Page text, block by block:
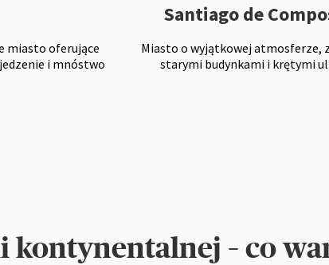
miasto oferujące
i mnóstwo
Santiago de
Miasto o wyjątkowej atmosferze,
starymi budynkami i krętymi
kontynentalnej – co